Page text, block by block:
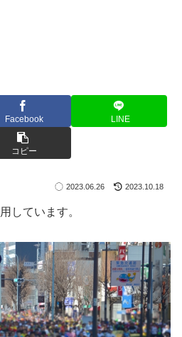
Facebook LINE
コピー
2023.06.26 2023.10.18
しています。